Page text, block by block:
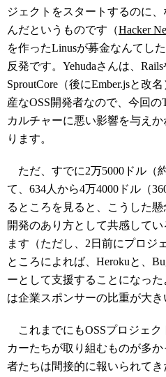
ジェクトをスタートするのに
んだというものです（Hacker
を作ったLinusが募金なんてし
反発です。Yehudaさんは、
SproutCore（後にEmber.jsと改
産なOSS開発者なので、今回の
カルチャーに悪い影響を与え
ります。
ただ、すでに2万5000ドル（
て、634人から4万4000ドル（
るところを見ると、こうした
開発のあり方として共感して
ます（ただし、2日前にプロジ
ところによれば、Herokuと、
ーとして支援することになっ
は企業スポンサーの比重が大き
これまでにもOSSプロジェク
カーたちが取り組むものが多
者たちは間接的に報いられてき